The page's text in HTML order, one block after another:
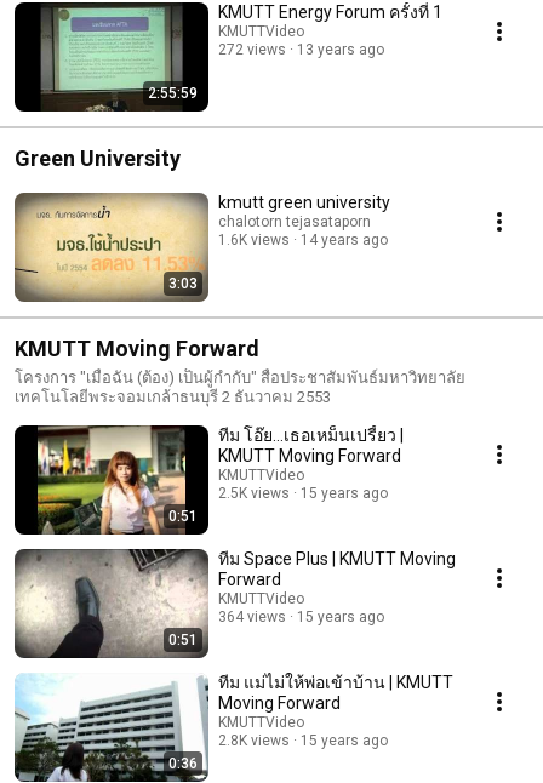
2:55:59
KMUTT Energy Forum ครั้งที่ 1
KMUTTVideo
272 views
13 years ago
Green University
3:03
kmutt green university
chalotorn tejasataporn
1.6K views
14 years ago
KMUTT Moving Forward
โครงการ "เมื่อฉัน (ต้อง) เป็นผู้กำกับ" สื่อประชาสัมพันธ์มหาวิทยาลัย
เทคโนโลยีพระจอมเกล้าธนบุรี 2 ธันวาคม 2553
0:51
ทีม โอ๊ย...เธอเหม็นเปรี้ยว |
KMUTT Moving Forward
KMUTTVideo
2.5K views
15 years ago
0:51
ทีม Space Plus | KMUTT Moving
Forward
KMUTTVideo
364 views
15 years ago
0:36
ทีม แม่ไม่ให้พ่อเข้าบ้าน | KMUTT
Moving Forward
KMUTTVideo
2.8K views
15 years ago